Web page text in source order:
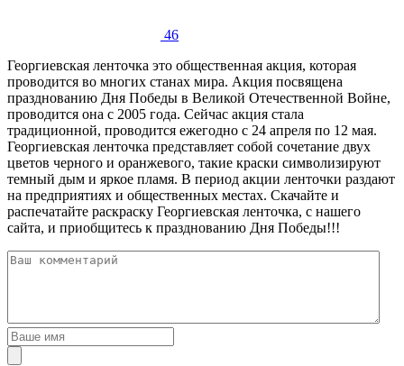
46
Георгиевская ленточка это общественная акция, которая
проводится во многих станах мира. Акция посвящена
празднованию Дня Победы в Великой Отечественной Войне,
проводится она с 2005 года. Сейчас акция стала
традиционной, проводится ежегодно с 24 апреля по 12 мая.
Георгиевская ленточка представляет собой сочетание двух
цветов черного и оранжевого, такие краски символизируют
темный дым и яркое пламя. В период акции ленточки раздают
на предприятиях и общественных местах. Скачайте и
распечатайте раскраску Георгиевская ленточка, с нашего
сайта, и приобщитесь к празднованию Дня Победы!!!